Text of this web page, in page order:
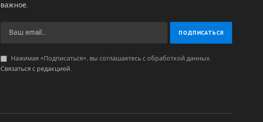
важное.
Нажимая «Подписаться», вы соглашаетесь с обработкой данных.
Связаться с редакцией